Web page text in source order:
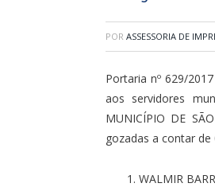
POR ASSESSORIA DE
Portaria nº 629/
aos servidores
MUNICÍPIO DE
gozadas a contar de
WALMIR